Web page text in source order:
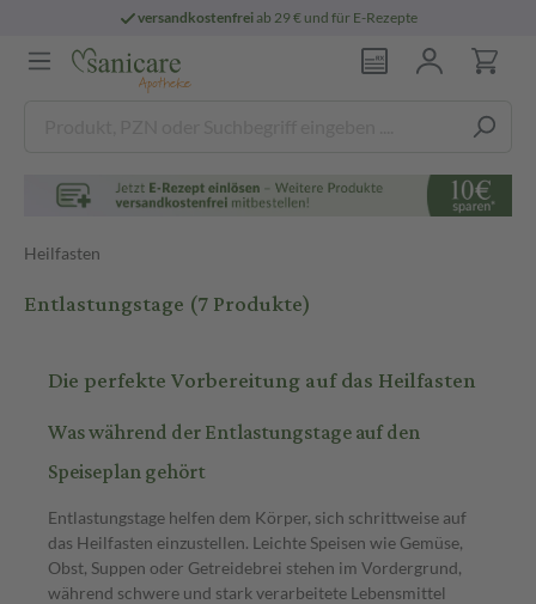
versandkostenfreiab 29 € und für E-Rezepte
Heilfasten
Entlastungstage (7 Produkte)
Die perfekte Vorbereitung auf das Heilfasten
Was während der Entlastungstage auf den
Speiseplan gehört
Entlastungstage helfen dem Körper, sich schrittweise auf
das Heilfasten einzustellen. Leichte Speisen wie Gemüse,
Obst, Suppen oder Getreidebrei stehen im Vordergrund,
während schwere und stark verarbeitete Lebensmittel